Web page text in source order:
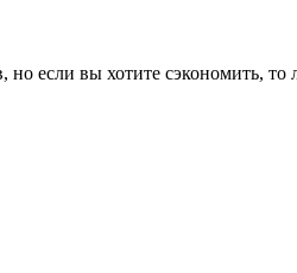
если вы хотите сэкономить, то